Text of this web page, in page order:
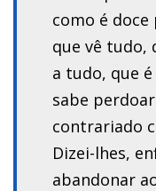
como é doce
que vê tudo,
a tudo, que
sabe
contrariado
Dizei-lhes,
abandonar